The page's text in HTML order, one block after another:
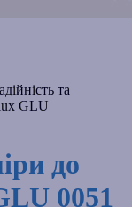
та
GLU
до
0051